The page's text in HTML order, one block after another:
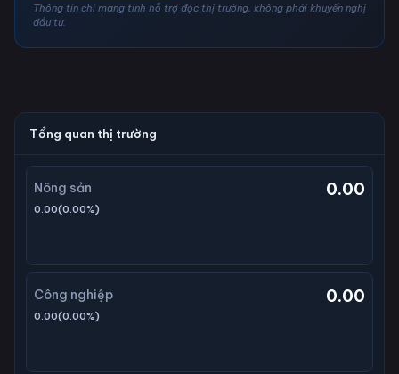
Thông tin chỉ mang tính hỗ trợ đọc thị trường, không phải khuyến nghị
đầu tư.
Tổng quan thị trường
Nông sản 0.00
0.00(0.00%)
Công nghiệp 0.00
0.00(0.00%)